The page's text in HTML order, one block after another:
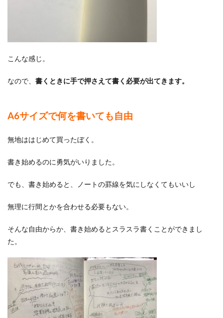
こんな感じ。
なので、 書くときに手で押さえて書く必要が出てきます。
A6サイズで何を書いても自由
無地ははじめて買ったぼく。
書き始めるのに勇気がいりました。
でも、書き始めると、ノートの罫線を気にしなくてもいいし
無理に行間とかを合わせる必要もない。
そんな自由からか、書き始めるとスラスラ書くことができまし
た。